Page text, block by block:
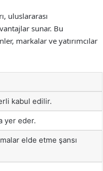
uluslararası
sunar. Bu
markalar ve yatırımcılar
kabul edilir.
yer eder.
elde etme şansı